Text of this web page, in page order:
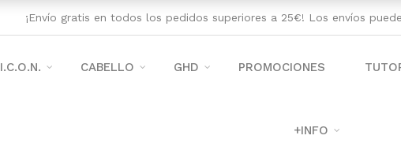
¡Envío gratis en todos los pedidos superiores a 25€! Los envíos
I.C.O.N. CABELLO GHD PROMOCIONES
+INFO